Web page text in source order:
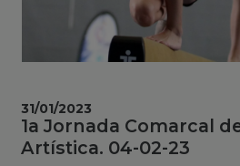
1a Jornada Comarcal
Artística. 04-02-23
31/01/2023